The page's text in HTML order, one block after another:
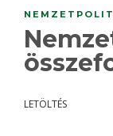
LETÖLTÉS